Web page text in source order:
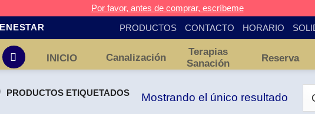
Por favor, antes de comprar, escríbeme
PRODUCTOS CONTACTO HORARIO
INICIO Canalización
Terapias
Sanación
Reserva
PRODUCTOS ETIQUETADOS
Mostrando el único resultado